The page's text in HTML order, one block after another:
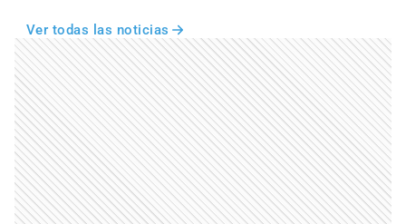
Ver todas las noticias